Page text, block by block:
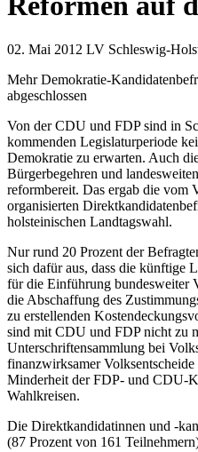
02. Mai 2012 LV Schleswig-
Mehr Demokratie-
abgeschlossen
Von der CDU und FDP sind in
kommenden Legislaturperiode
Demokratie zu erwarten. Auch
Bürgerbegehren und
reformbereit. Das ergab die vom
organisierten
holsteinischen Landtagswahl.
Nur rund 20 Prozent der
sich dafür aus, dass die künftige
für die Einführung bundesweiter
die Abschaffung des
zu erstellenden
sind mit CDU und FDP nicht zu
Unterschriftensammlung bei
finanzwirksamer
Minderheit der FDP- und CDU-
Wahlkreisen.
Die Direktkandidatinnen und -
(87 Prozent von 161